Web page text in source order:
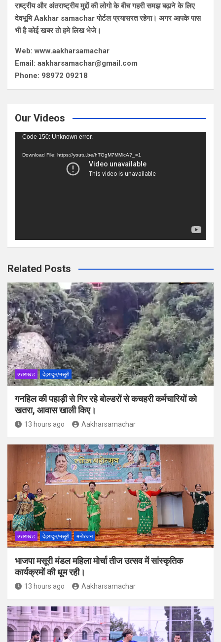
राष्ट्रीय और अंतराष्ट्रीय मुद्दों की लोगो के बीच गहरी समझ बढ़ाने के लिए
देवभूमि Aakhar samachar पोर्टल प्रयासरत रहेगा। अगर आपके पास
भी है कोई खबर तो हमे लिख भेजे।
Web: www.aakharsamachar
Email: aakharsamachar@gmail.com
Phone: 98972 09218
Our Videos
Video
Code 150: Unknown error.
Download File: https://youtu.be/hTGgM7MMlcA?_=1
Related Posts
उत्तराखंड देहरादून/मसूरी
गनहिल की पहाड़ी से गिर रहे बोल्डरों से कचहरी कर्मचारियों को
खतरा, आवास खाली किए।
13 hours ago Aakharsamachar
उत्तराखंड देहरादून/मसूरी मनोरंजन
भाजपा मसूरी मंडल महिला मोर्चा तीज उत्सव में सांस्कृतिक
कार्यक्रमों की धूम रही।
13 hours ago Aakharsamachar